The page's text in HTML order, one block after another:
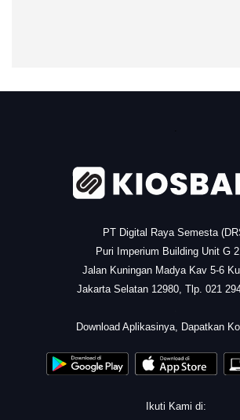
PT Digital Raya Semesta
Puri Imperium Building Unit G
Jalan Kuningan Madya Kav 5-6
Jakarta Selatan 12980, Tlp. 021
Download Aplikasinya, Dapatkan
Ikuti Kami di: